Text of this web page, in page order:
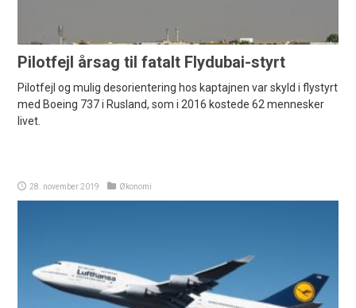
Pilotfejl årsag til fatalt Flydubai-styrt
Pilotfejl og mulig desorientering hos kaptajnen var skyld i flystyrt
med Boeing 737 i Rusland, som i 2016 kostede 62 mennesker
livet.
28. november 2019 Økonomi